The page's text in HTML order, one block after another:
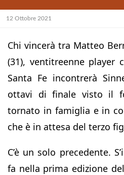
12 Ottobre 2021
Chi vincerà tra Matteo
(31), ventitreenne player
Santa Fe incontrerà
ottavi di finale visto il
tornato in famiglia e in
che è in attesa del terzo
C’è un solo precedente.
fa nella prima edizione